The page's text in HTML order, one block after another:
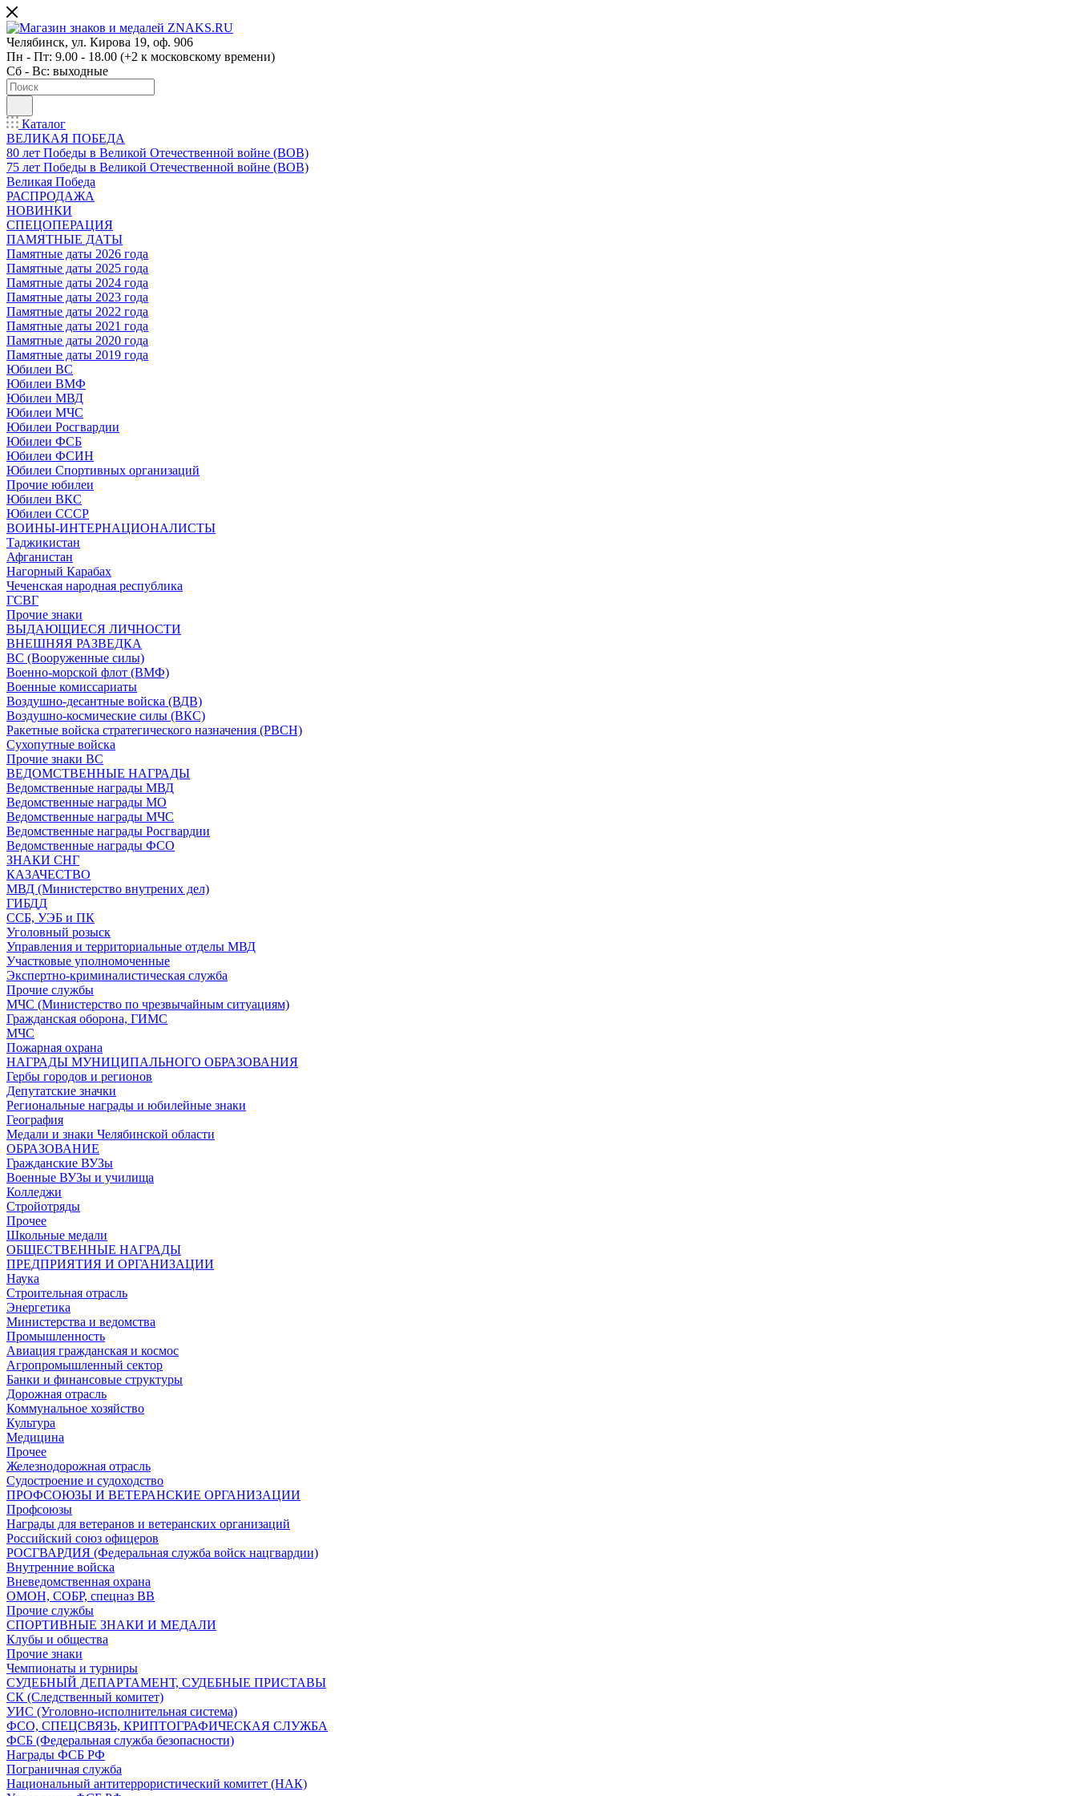
Челябинск, ул. Кирова 19, оф. 906
Пн - Пт: 9.00 - 18.00 (+2 к московскому времени)
Сб - Вс: выходные
Каталог
ВЕЛИКАЯ ПОБЕДА
80 лет Победы в Великой Отечественной войне (ВОВ)
75 лет Победы в Великой Отечественной войне (ВОВ)
Великая Победа
РАСПРОДАЖА
НОВИНКИ
СПЕЦОПЕРАЦИЯ
ПАМЯТНЫЕ ДАТЫ
Памятные даты 2026 года
Памятные даты 2025 года
Памятные даты 2024 года
Памятные даты 2023 года
Памятные даты 2022 года
Памятные даты 2021 года
Памятные даты 2020 года
Памятные даты 2019 года
Юбилеи ВС
Юбилеи ВМФ
Юбилеи МВД
Юбилеи МЧС
Юбилеи Росгвардии
Юбилеи ФСБ
Юбилеи ФСИН
Юбилеи Спортивных организаций
Прочие юбилеи
Юбилеи ВКС
Юбилеи СССР
ВОИНЫ-ИНТЕРНАЦИОНАЛИСТЫ
Таджикистан
Афганистан
Нагорный Карабах
Чеченская народная республика
ГСВГ
Прочие знаки
ВЫДАЮЩИЕСЯ ЛИЧНОСТИ
ВНЕШНЯЯ РАЗВЕДКА
ВС (Вооруженные силы)
Военно-морской флот (ВМФ)
Военные комиссариаты
Воздушно-десантные войска (ВДВ)
Воздушно-космические силы (ВКС)
Ракетные войска стратегического назначения (РВСН)
Сухопутные войска
Прочие знаки ВС
ВЕДОМСТВЕННЫЕ НАГРАДЫ
Ведомственные награды МВД
Ведомственные награды МО
Ведомственные награды МЧС
Ведомственные награды Росгвардии
Ведомственные награды ФСО
ЗНАКИ СНГ
КАЗАЧЕСТВО
МВД (Министерство внутрених дел)
ГИБДД
ССБ, УЭБ и ПК
Уголовный розыск
Управления и территориальные отделы МВД
Участковые уполномоченные
Экспертно-криминалистическая служба
Прочие службы
МЧС (Министерство по чрезвычайным ситуациям)
Гражданская оборона, ГИМС
МЧС
Пожарная охрана
НАГРАДЫ МУНИЦИПАЛЬНОГО ОБРАЗОВАНИЯ
Гербы городов и регионов
Депутатские значки
Региональные награды и юбилейные знаки
География
Медали и знаки Челябинской области
ОБРАЗОВАНИЕ
Гражданские ВУЗы
Военные ВУЗы и училища
Колледжи
Стройотряды
Прочее
Школьные медали
ОБЩЕСТВЕННЫЕ НАГРАДЫ
ПРЕДПРИЯТИЯ И ОРГАНИЗАЦИИ
Наука
Строительная отрасль
Энергетика
Министерства и ведомства
Промышленность
Авиация гражданская и космос
Агропромышленный сектор
Банки и финансовые структуры
Дорожная отрасль
Коммунальное хозяйство
Культура
Медицина
Прочее
Железнодорожная отрасль
Судостроение и судоходство
ПРОФСОЮЗЫ И ВЕТЕРАНСКИЕ ОРГАНИЗАЦИИ
Профсоюзы
Награды для ветеранов и ветеранских организаций
Российский союз офицеров
РОСГВАРДИЯ (Федеральная служба войск нацгвардии)
Внутренние войска
Вневедомственная охрана
ОМОН, СОБР, спецназ ВВ
Прочие службы
СПОРТИВНЫЕ ЗНАКИ И МЕДАЛИ
Клубы и общества
Прочие знаки
Чемпионаты и турниры
СУДЕБНЫЙ ДЕПАРТАМЕНТ, СУДЕБНЫЕ ПРИСТАВЫ
СК (Следственный комитет)
УИС (Уголовно-исполнительная система)
ФСО, СПЕЦСВЯЗЬ, КРИПТОГРАФИЧЕСКАЯ СЛУЖБА
ФСБ (Федеральная служба безопасности)
Награды ФСБ РФ
Пограничная служба
Национальный антитеррористический комитет (НАК)